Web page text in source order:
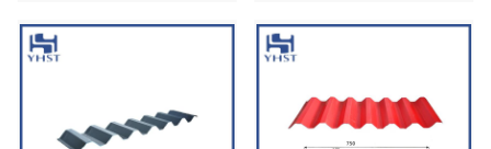
ПВХ квадратного сечения